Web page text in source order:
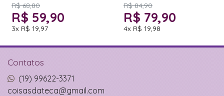
R$ 68,80
R$ 59,90
3x R$ 19,97
R$ 84,90
R$ 79,90
4x R$ 19,98
Contatos
(19) 99622-3371
coisasdateca@gmail.com